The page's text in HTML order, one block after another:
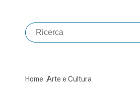
Home Arte e Cultura